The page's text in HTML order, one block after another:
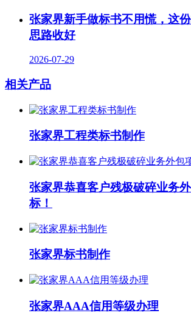
张家界新手做标书不用慌，这
思路收好
2026-07-29
相关产品
张家界工程类标书制作
张家界恭喜客户残极破碎业务
标！
张家界标书制作
张家界AAA信用等级办理